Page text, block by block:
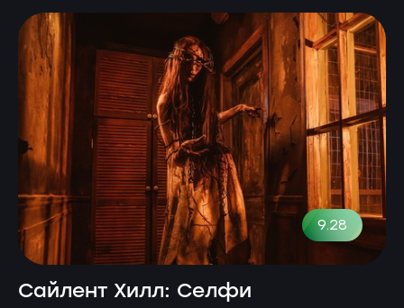
9.28
Сайлент Хилл: Селфи